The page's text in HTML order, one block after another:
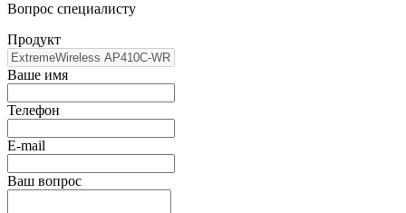
Вопрос специалисту
Продукт
Ваше имя
Телефон
E-mail
Ваш вопрос